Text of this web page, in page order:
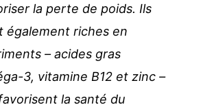
la perte de poids. Ils
également riches en
– acides gras
3, vitamine B12 et zinc –
la santé du